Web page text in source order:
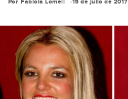
Por Fabiola Lomeli 15 de julio de 2017